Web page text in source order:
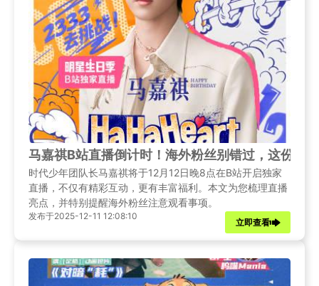
马嘉祺B站直播倒计时！海外粉丝别错过，这份观
时代少年团队长马嘉祺将于12月12日晚8点在B站开启独家
直播，不仅有精彩互动，更有丰富福利。本文为您梳理直播
亮点，并特别提醒海外粉丝注意观看事项。
发布于2025-12-11 12:08:10
立即查看